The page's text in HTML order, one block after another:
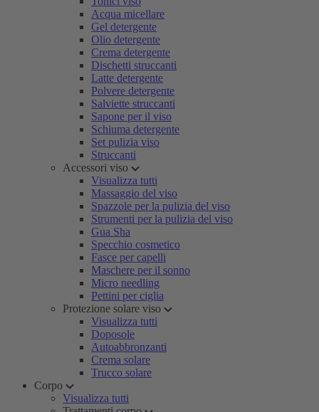
Acqua micellare
Gel detergente
Olio detergente
Crema detergente
Dischetti struccanti
Latte detergente
Polvere detergente
Salviette struccanti
Sapone per il viso
Schiuma detergente
Set pulizia viso
Struccanti
Accessori viso
Visualizza tutti
Massaggio del viso
Spazzole per la pulizia del viso
Strumenti per la pulizia del viso
Gua Sha
Specchio cosmetico
Fasce per capelli
Maschere per il sonno
Micro needling
Pettini per ciglia
Protezione solare viso
Visualizza tutti
Doposole
Autoabbronzanti
Crema solare
Trucco solare
Corpo
Visualizza tutti